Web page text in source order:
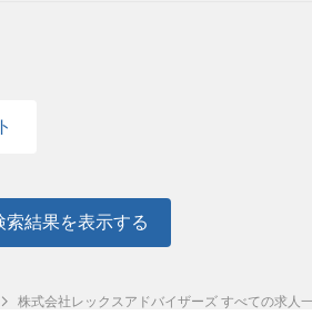
権が大きく、自由度高く仕事が出来る環
その後は先輩に同行しながら企業訪問し
けでなく、立場の異なる複数の関係者と
・KPI管理など、数値に基づいた営業施策
的に活動を改善してきた経験を高く評価
やり切る力 ・課題解決への当事者意識
索結果を表示する
株式会社レックスアドバイザーズ すべての求人